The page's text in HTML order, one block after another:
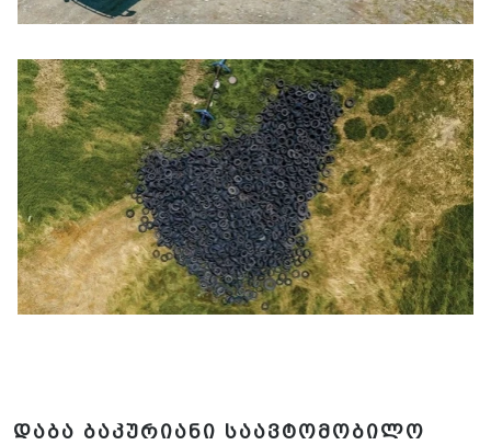
დაბა ბაკურიანი საავტომობილო